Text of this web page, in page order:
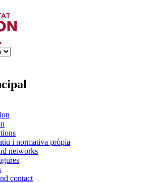
i normativa pròpia
networks
contact